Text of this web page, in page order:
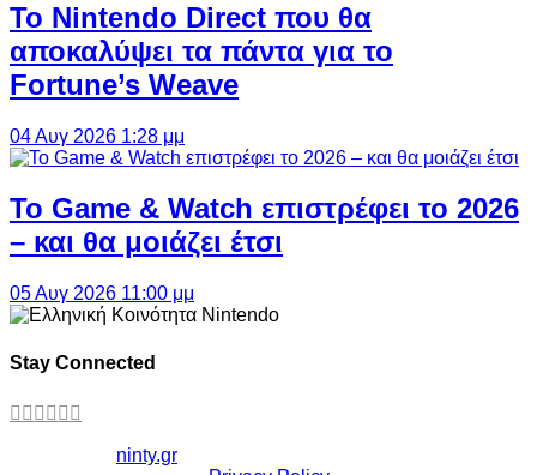
Το Nintendo Direct που θα
αποκαλύψει τα πάντα για το
Fortune’s Weave
04 Αυγ 2026 1:28 μμ
Το Game & Watch επιστρέφει το 2026
– και θα μοιάζει έτσι
05 Αυγ 2026 11:00 μμ
Stay Connected
ninty.gr